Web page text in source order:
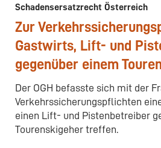
Schadensersatzrecht Österreich
Zur
Gastwirts, Lift- und
gegenüber einem
Der OGH befasste sich mit der
Verkehrssicherungspflichten
einen Lift- und Pistenbetreiber
Tourenskigeher treffen.